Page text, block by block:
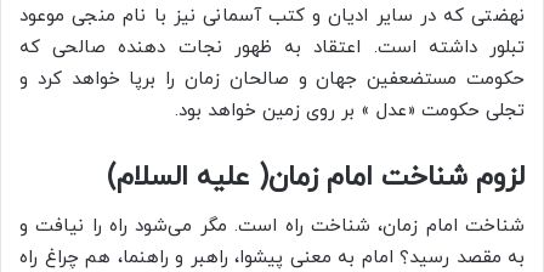
نهضتی که در سایر ادیان و کتب آسمانی نیز با نام منجی موعود
تبلور داشته است. اعتقاد به ظهور نجات دهنده صالحی که
حکومت مستضعفین جهان و صالحان زمان را برپا خواهد کرد و
تجلی حکومت «عدل » بر روی زمین خواهد بود.
لزوم شناخت امام زمان( علیه السلام)
شناخت امام زمان، شناخت راه است. مگر می‌شود راه را نیافت و
به مقصد رسید؟ امام به معنی پیشوا، راهبر و راهنما، هم چراغ راه